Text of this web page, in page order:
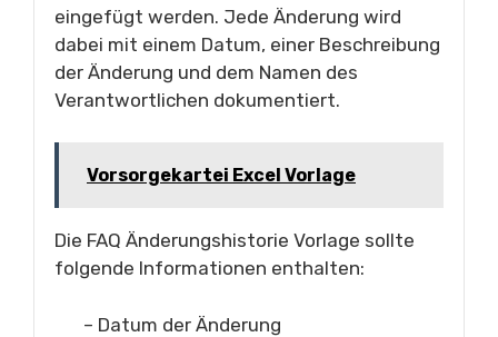
eingefügt werden. Jede Änderung wird
dabei mit einem Datum, einer Beschreibung
der Änderung und dem Namen des
Verantwortlichen dokumentiert.
Vorsorgekartei Excel Vorlage
Die FAQ Änderungshistorie Vorlage sollte
folgende Informationen enthalten:
– Datum der Änderung